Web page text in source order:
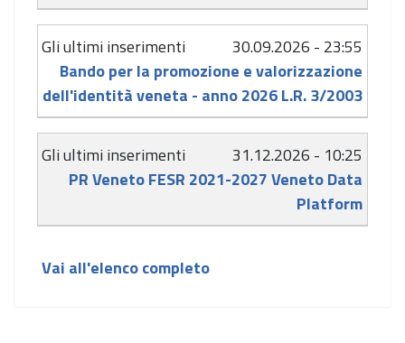
30.09.2026 - 23:55
Bando per la promozione e valorizzazione
dell'identità veneta - anno 2026 L.R. 3/2003
31.12.2026 - 10:25
PR Veneto FESR 2021-2027 Veneto Data
Platform
Vai all'elenco completo